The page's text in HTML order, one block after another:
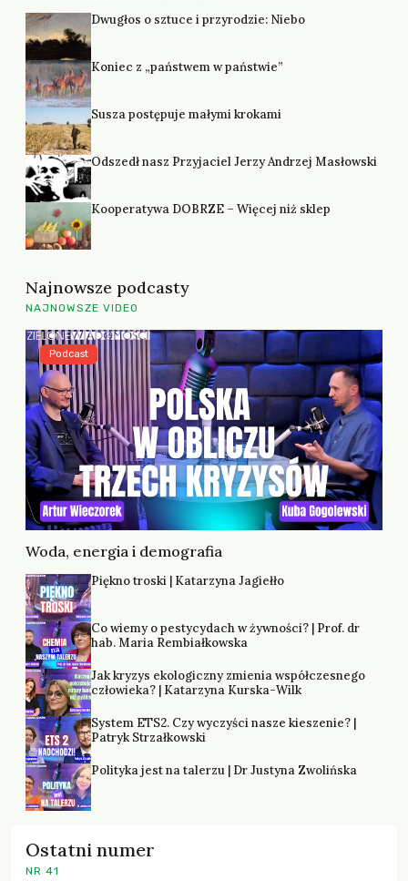
Dwugłos o sztuce i przyrodzie: Niebo
Koniec z „państwem w państwie”
Susza postępuje małymi krokami
Odszedł nasz Przyjaciel Jerzy Andrzej Masłowski
Kooperatywa DOBRZE – Więcej niż sklep
Najnowsze podcasty
NAJNOWSZE VIDEO
Woda, energia i demografia
Podcast
Piękno troski | Katarzyna Jagiełło
Co wiemy o pestycydach w żywności? | Prof. dr
hab. Maria Rembiałkowska
Jak kryzys ekologiczny zmienia współczesnego
człowieka? | Katarzyna Kurska-Wilk
System ETS2. Czy wyczyści nasze kieszenie? |
Patryk Strzałkowski
Polityka jest na talerzu | Dr Justyna Zwolińska
Ostatni numer
NR 41